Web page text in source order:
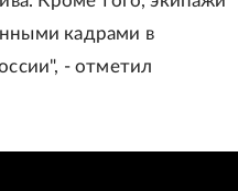
кадрами в
- отметил